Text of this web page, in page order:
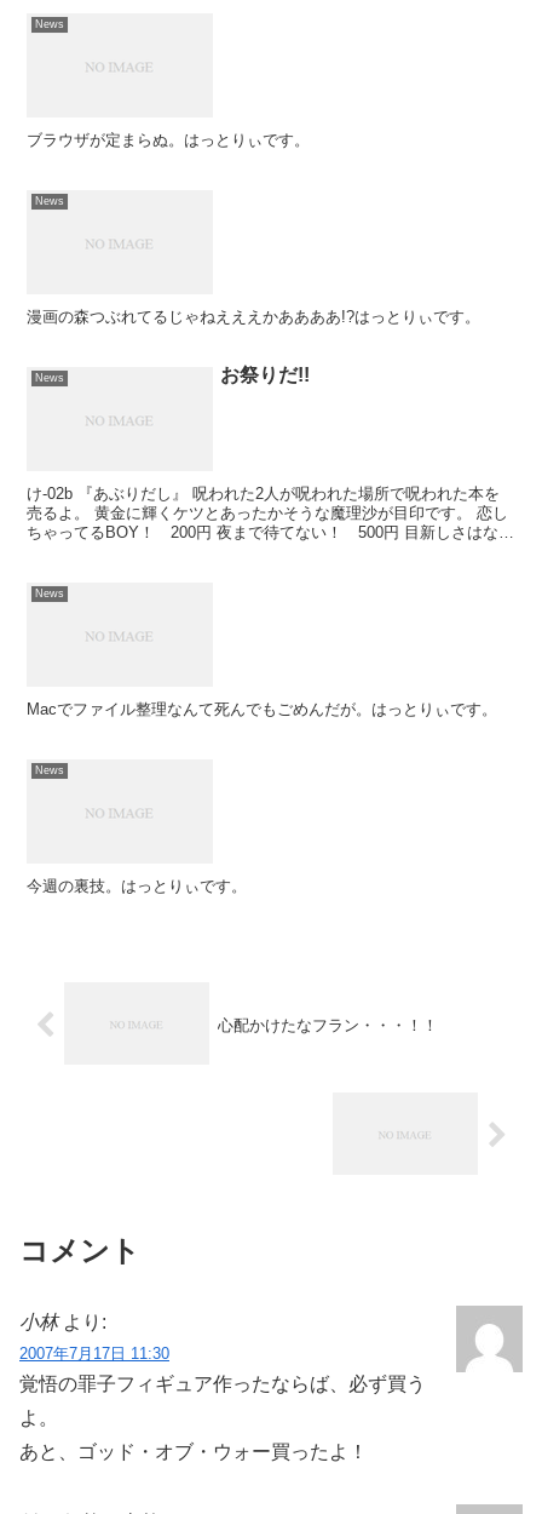
News
ブラウザが定まらぬ。はっとりぃです。
News
漫画の森つぶれてるじゃねえええかああああ!?はっとりぃです。
News お祭りだ!!
け-02b 『あぶりだし』 呪われた2人が呪われた場所で呪われた本を
売るよ。 黄金に輝くケツとあったかそうな魔理沙が目印です。 恋し
ちゃってるBOY！ 200円 夜まで待てない！ 500円 目新しさはない
News
Macでファイル整理なんて死んでもごめんだが。はっとりぃです。
News
今週の裏技。はっとりぃです。
心配かけたなフラン・・・！！
コメント
小林 より:
2007年7月17日 11:30
覚悟の罪子フィギュア作ったならば、必ず買う
よ。
あと、ゴッド・オブ・ウォー買ったよ！